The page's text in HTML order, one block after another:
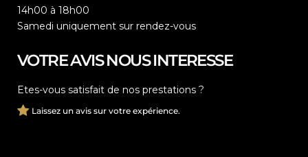
14h00 à 18h00
Samedi uniquement sur rendez-vous
VOTRE AVIS NOUS INTERESSE
Etes-vous satisfait de nos prestations ?
Laissez un avis sur votre expérience.